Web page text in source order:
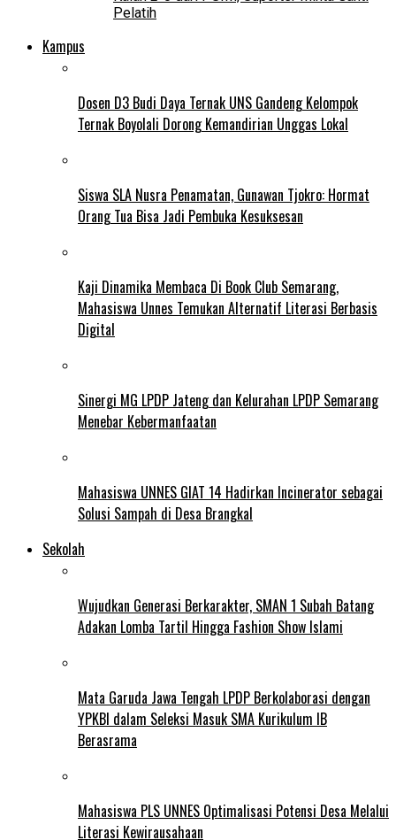
Pelatih
Kampus
Dosen D3 Budi Daya Ternak UNS Gandeng Kelompok
Ternak Boyolali Dorong Kemandirian Unggas Lokal
Siswa SLA Nusra Penamatan, Gunawan Tjokro: Hormat
Orang Tua Bisa Jadi Pembuka Kesuksesan
Kaji Dinamika Membaca Di Book Club Semarang,
Mahasiswa Unnes Temukan Alternatif Literasi Berbasis
Digital
Sinergi MG LPDP Jateng dan Kelurahan LPDP Semarang
Menebar Kebermanfaatan
Mahasiswa UNNES GIAT 14 Hadirkan Incinerator sebagai
Solusi Sampah di Desa Brangkal
Sekolah
Wujudkan Generasi Berkarakter, SMAN 1 Subah Batang
Adakan Lomba Tartil Hingga Fashion Show Islami
Mata Garuda Jawa Tengah LPDP Berkolaborasi dengan
YPKBI dalam Seleksi Masuk SMA Kurikulum IB
Berasrama
Mahasiswa PLS UNNES Optimalisasi Potensi Desa Melalui
Literasi Kewirausahaan